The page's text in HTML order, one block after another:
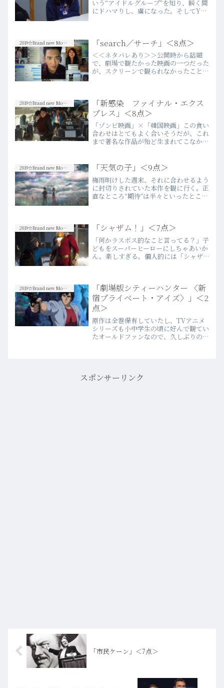
いう“アイドルグループ”を知り、瞬く間
にドハマりし、虜になった。そしてYou
「WACK」を知り…more
2019☆Brand new Movies 「search／サーチ」＜8点＞
＜＜ネタバレあり＞＞公開時から話題
で、劇場で観たかった映画の一つだった
が、スクリーンで観られなかったことは
違う。文句なしに“面白い！…more
2019☆Brand new Movies
「新感染 ファイナル・エクス
プレス」＜8点＞
「ゾンビ映画」×「韓国映画」この食い
合わせはとてもよく合いそうだが、これ
まで著名な作品が殆ど生まれてこなかっ
写や、特有のドライさを携えた客観性や
批評性、トータルバランス…more
2019☆Brand new Movies 「天気の子」＜9点＞
梅雨明けした週末、それに合わせるよう
に封切りされていた本作を観に行く。正
直なところ“期待”は半々といったところ
は、否が応でも注目を集めるこ…more
2019☆Brand new Movies 「シャザム！」＜7点＞
「何かラスボス的なこと言ってる？」子
どもをスーパーヒーローにしちゃあいか
ん。楽しすぎる。個人的には「シャザ
ァンにまた新しいエンターテ…more
2019☆Brand new Movies
「劇場版シティーハンター 〈新
宿プライベート・アイズ〉」＜2
点＞
原作は全巻保有していたし、TVアニメ
シリーズも小中学生の頃に好んで観てい
たオールドファンなので、久しぶりの
スポンサーリンク
「市民ケーン」＜7点＞